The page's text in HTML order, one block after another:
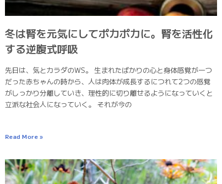
冬は腎を元気にしてポカポカに。腎を活性化
する逆腹式呼吸
先日は、気とカラダのWS。 生まれたばかりの心と身体感覚が一つ
だった赤ちゃんの時から、人は肉体が成長するにつれて2つの感覚
がしっかり分離していき、理性的に切り離せるようになっていくと
立派な社会人になっていく。 それが今の
Read More »